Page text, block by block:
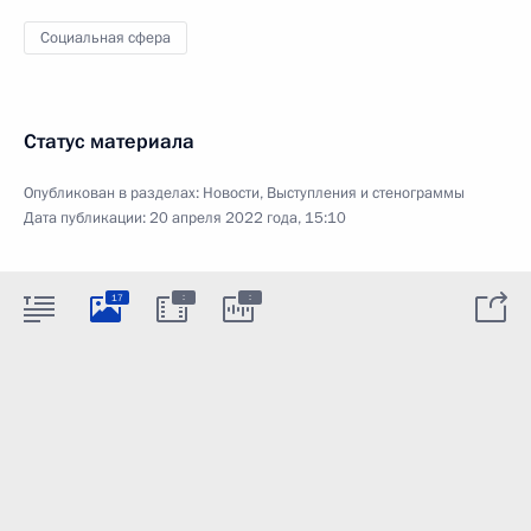
Социальная сфера
Статус материала
Опубликован в разделах: Новости, Выступления и стенограммы
Дата публикации:20 апреля 2022 года, 15:10
17 : :